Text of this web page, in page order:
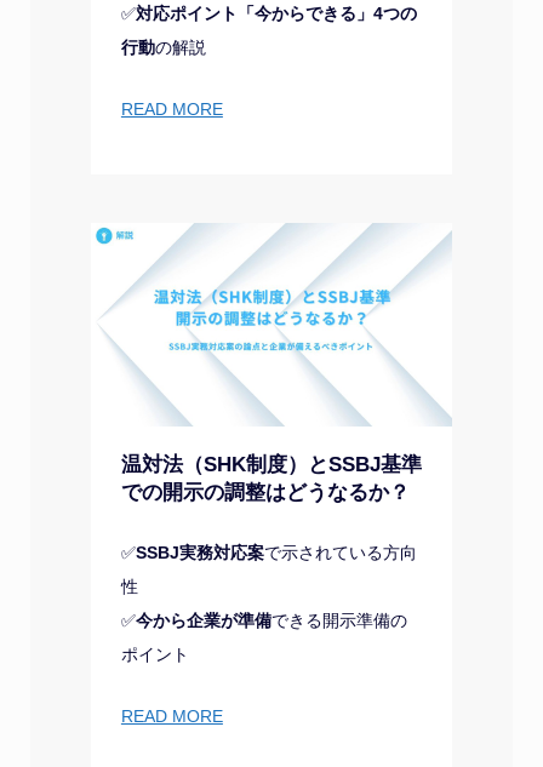
✅対応ポイント「今からできる」4つの
行動の解説
READ MORE
温対法（SHK制度）とSSBJ基準
での開示の調整はどうなるか？
✅SSBJ実務対応案で示されている方向
性
✅今から企業が準備できる開示準備の
ポイント
READ MORE